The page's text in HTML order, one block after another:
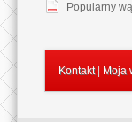
Popularny
Kontakt| Moja